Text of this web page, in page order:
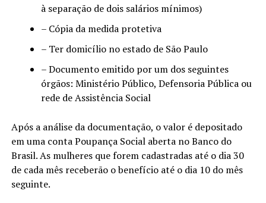
à separação de dois salários mínimos)
– Cópia da medida protetiva
– Ter domicílio no estado de São Paulo
– Documento emitido por um dos seguintes
órgãos: Ministério Público, Defensoria Pública ou
rede de Assistência Social
Após a análise da documentação, o valor é depositado
em uma conta Poupança Social aberta no Banco do
Brasil. As mulheres que forem cadastradas até o dia 30
de cada mês receberão o benefício até o dia 10 do mês
seguinte.